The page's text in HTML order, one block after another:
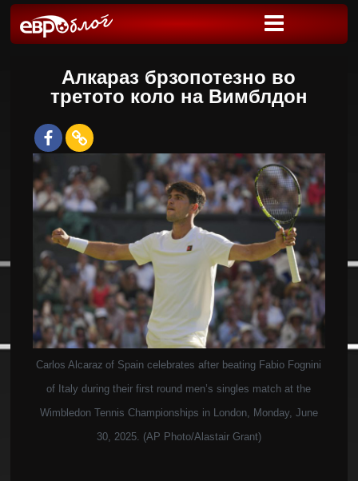
Алкараз брзопотезно во
третото коло на Вимблдон
Carlos Alcaraz of Spain celebrates after beating Fabio Fognini
of Italy during their first round men’s singles match at the
Wimbledon Tennis Championships in London, Monday, June
30, 2025. (AP Photo/Alastair Grant)